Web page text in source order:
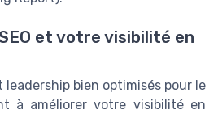
et votre visibilité en
bien optimisés pour le
à améliorer votre visibilité en